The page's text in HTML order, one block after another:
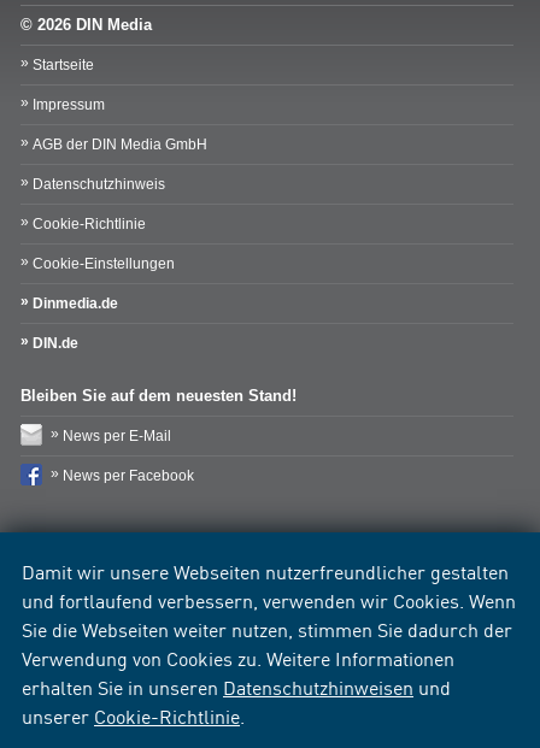
Damit wir unsere Webseiten nutzerfreundlicher gestalten
und fortlaufend verbessern, verwenden wir Cookies. Wenn
Sie die Webseiten weiter nutzen, stimmen Sie dadurch der
Verwendung von Cookies zu. Weitere Informationen
erhalten Sie in unseren Datenschutzhinweisen und
unserer Cookie-Richtlinie
© 2026 DIN Media
Startseite
Impressum
AGB der DIN Media GmbH
Datenschutzhinweis
Cookie-Richtlinie
Cookie-Einstellungen
Dinmedia.de
DIN.de
Bleiben Sie auf dem neuesten Stand!
News per E-Mail
News per Facebook